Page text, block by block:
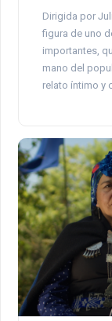
Dirigida por
figura de uno
importantes,
mano del
relato íntimo y